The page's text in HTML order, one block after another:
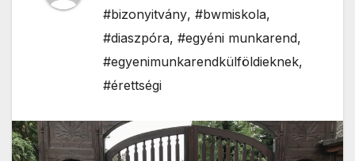
#bizonyitvány, #bwmiskola,
#diaszpóra, #egyéni munkarend,
#egyenimunkarendkülföldieknek,
#érettségi